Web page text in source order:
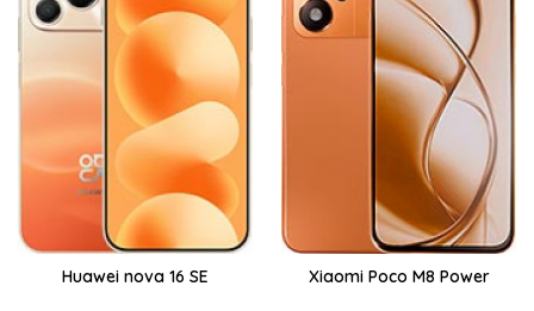
Huawei nova 16 SE Xiaomi Poco M8 Power